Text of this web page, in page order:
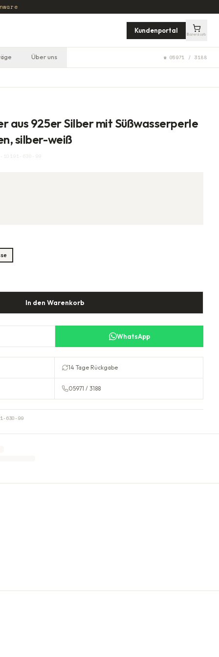
Kundenportal
Warenkorb
Über uns ☎ 05971 / 3188
aus 925er Silber mit Süßwasserperle
silber-weiß
10191-630-99
In den Warenkorb
WhatsApp
14 Tage Rückgabe
05971 / 3188
630-99